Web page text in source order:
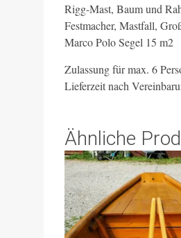
Rigg-Mast, Baum und
Festmacher, Mastfall,
Marco Polo Segel 15 m2
Zulassung für max. 6
Lieferzeit nach
Ähnliche